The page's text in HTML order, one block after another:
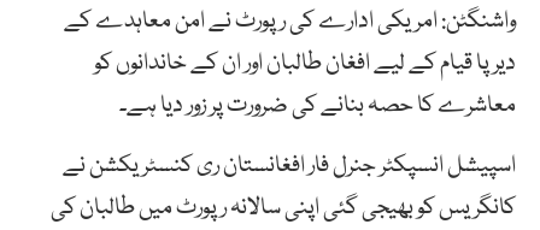
واشنگٹن: امریکی ادارے کی رپورٹ نے امن معاہدے کے
دیرپا قیام کے لیے افغان طالبان اور ان کے خاندانوں کو
معاشرے کا حصہ بنانے کی ضرورت پر زور دیا ہے۔
اسپیشل انسپکٹر جنرل فار افغانستان ری کنسٹریکشن نے
کانگریس کو بھیجی گئی اپنی سالانہ رپورٹ میں طالبان کی